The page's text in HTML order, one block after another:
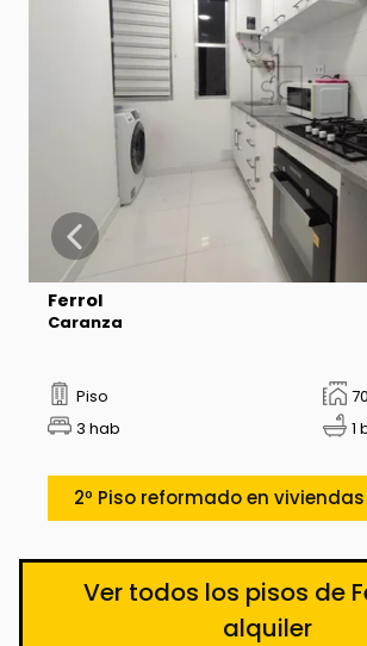
Ferrol
Caranza
Piso
3 hab 1
Ver todos los pisos de
alquiler